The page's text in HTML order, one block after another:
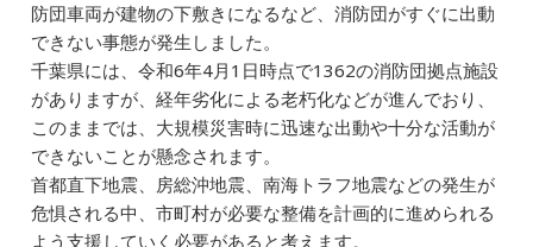
防団車両が建物の下敷きになるなど、消防団がすぐに出動
できない事態が発生しました。
千葉県には、令和6年4月1日時点で1362の消防団拠点施設
がありますが、経年劣化による老朽化などが進んでおり、
このままでは、大規模災害時に迅速な出動や十分な活動が
できないことが懸念されます。
首都直下地震、房総沖地震、南海トラフ地震などの発生が
危惧される中、市町村が必要な整備を計画的に進められる
よう支援していく必要があると考えます。